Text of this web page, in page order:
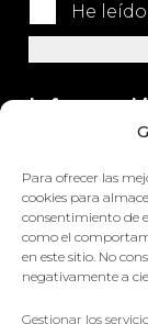
Para ofrecer las
cookies para
consentimiento de
como el
en este sitio. No
negativamente a
Gestionar los
He
Síguenos en